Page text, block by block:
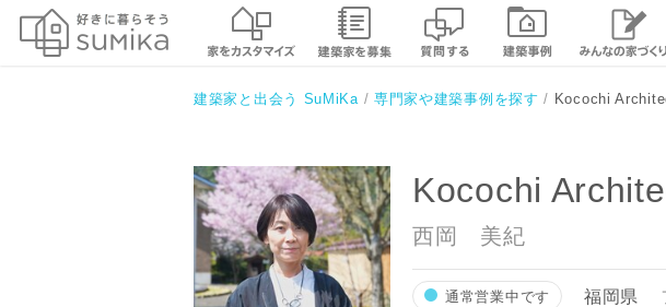
建築家と出会う SuMiKa 専門家や建築事例を探す Kocochi
Kocochi Architect一級建築士事務所
Kocochi
西岡 美紀
通常営業中です 福岡県